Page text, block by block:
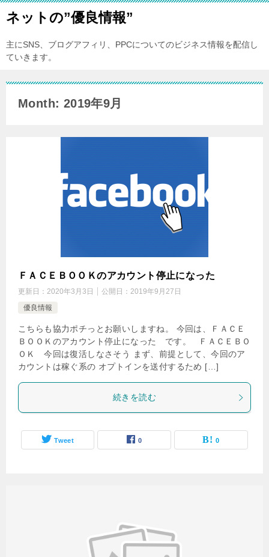
ネットの”優良情報”
主にSNS、ブログアフィリ、PPCについてのビジネス情報を配信し
ていきます。
Month: 2019年9月
ＦＡＣＥＢＯＯＫのアカウント停止になった
更新日： 2020年3月3日 公開日： 2019年9月27日
優良情報
こちらも協力ポチっとお願いしますね。 今回は、ＦＡＣＥ
ＢＯＯＫのアカウント停止になった です。 ＦＡＣＥＢＯ
ＯＫ 今回は復活しなさそう まず、前提として、今回のア
カウントは稼ぐ系の オプトインを送付するため […]
続きを読む
Tweet 0 0